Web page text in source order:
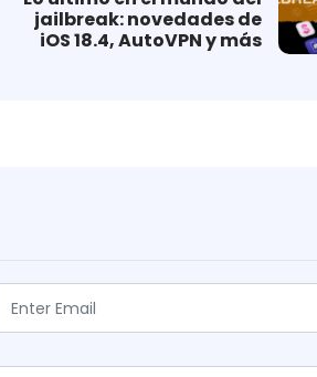
jailbreak: novedades de
iOS 18.4, AutoVPN y más